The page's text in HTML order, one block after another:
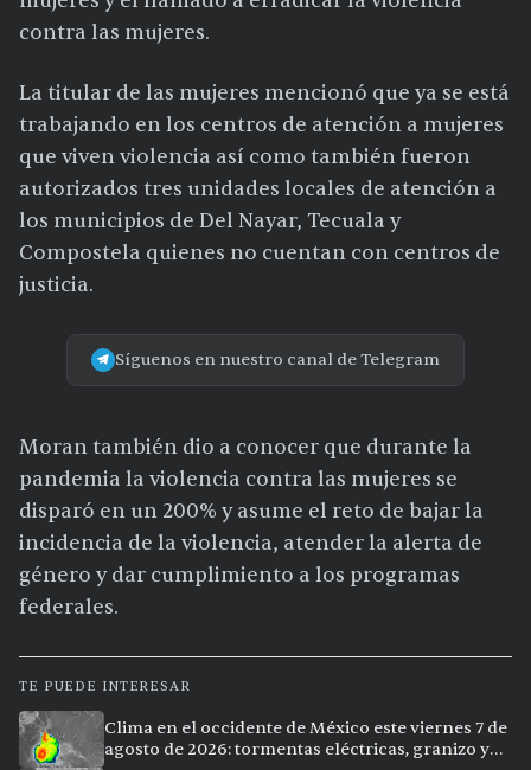
contra las mujeres.
La titular de las mujeres mencionó que ya se está
trabajando en los centros de atención a mujeres
que viven violencia así como también fueron
autorizados tres unidades locales de atención a
los municipios de Del Nayar, Tecuala y
Compostela quienes no cuentan con centros de
justicia.
Síguenos en nuestro canal de Telegram
Moran también dio a conocer que durante la
pandemia la violencia contra las mujeres se
disparó en un 200% y asume el reto de bajar la
incidencia de la violencia, atender la alerta de
género y dar cumplimiento a los programas
federales.
TE PUEDE INTERESAR
Clima en el occidente de México este viernes 7 de
agosto de 2026: tormentas eléctricas, granizo y